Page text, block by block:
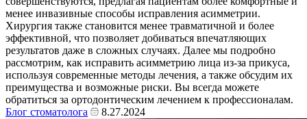
менее инвазивные способы исправления асимметрии.
Хирургия также становится менее травматичной и более
эффективной, что позволяет добиваться впечатляющих
результатов даже в сложных случаях. Далее мы подробно
рассмотрим, как исправить асимметрию лица из-за прикуса,
используя современные методы лечения, а также обсудим их
преимущества и возможные риски. Вы всегда можете
обратиться за ортодонтическим лечением к профессионалам.
Блог стоматолога
8.27.2024